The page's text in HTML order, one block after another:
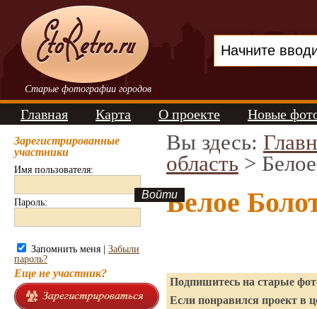
Старые фотографии городов
Главная Карта О проекте Новые
Зарегистрированные
участники
Имя пользователя:
Пароль:
Запомнить меня | Забыли
пароль?
Еще не участник?
Вы здесь:
область >
Белое
Подпишитесь на старые
Если понравился проект в